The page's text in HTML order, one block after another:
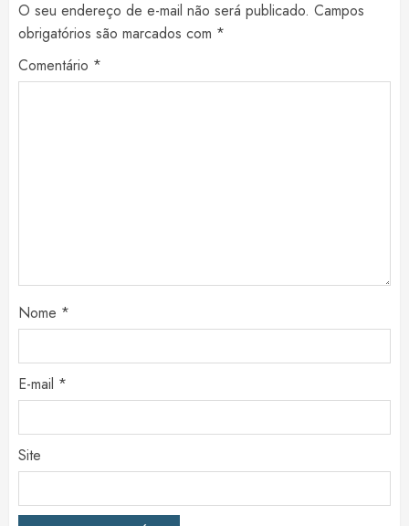
O seu endereço de e-mail não será publicado. Campos
obrigatórios são marcados com *
Comentário *
Nome *
E-mail *
Site